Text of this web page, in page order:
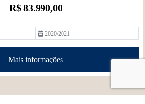
R$ 83.990,00
2020/2021
Mais informações